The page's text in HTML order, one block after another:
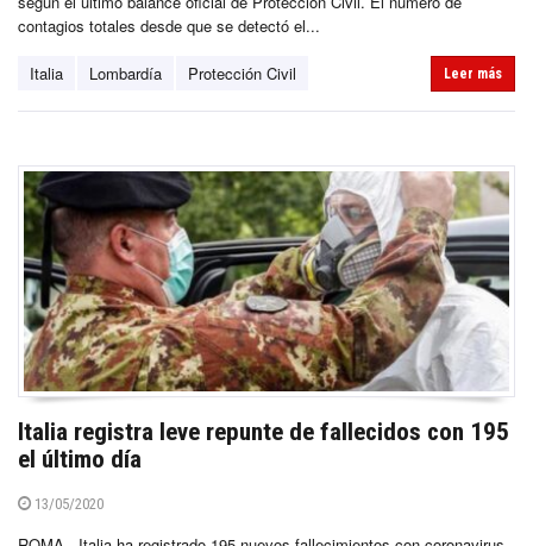
contagios totales desde que se detectó el...
Italia Lombardía Protección Civil Leer más
Italia registra leve repunte de fallecidos con 195
el último día
13/05/2020